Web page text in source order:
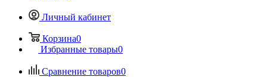
Личный кабинет
Корзина0
Избранные товары0
Сравнение товаров0